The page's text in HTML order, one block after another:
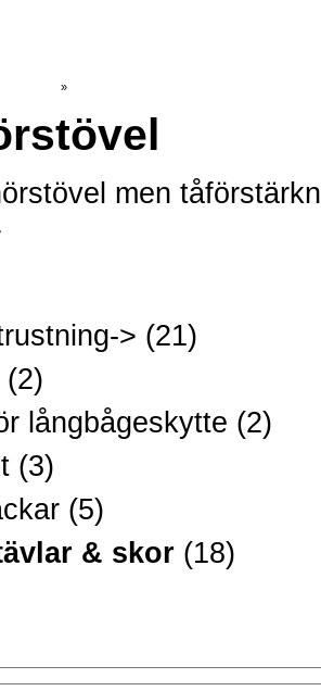
»
men
> (21)
(2)
långbågeskytte (2)
(3)
(5)
& skor (18)